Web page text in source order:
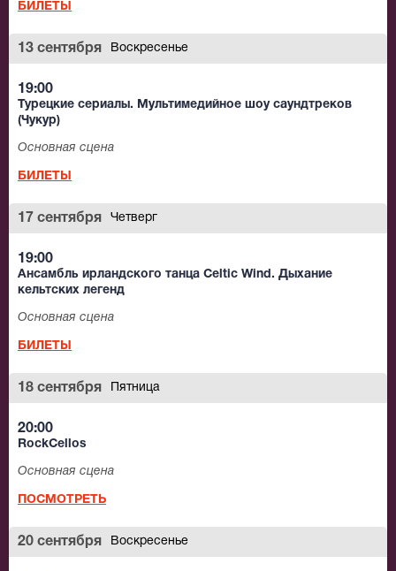
БИЛЕТЫ
13 сентября Воскресенье
19:00
Турецкие сериалы. Мультимедийное шоу саундтреков
(Чукур)
Основная сцена
БИЛЕТЫ
17 сентября Четверг
19:00
Ансамбль ирландского танца Celtic Wind. Дыхание
кельтских легенд
Основная сцена
БИЛЕТЫ
18 сентября Пятница
20:00
RockCellos
Основная сцена
ПОСМОТРЕТЬ
20 сентября Воскресенье